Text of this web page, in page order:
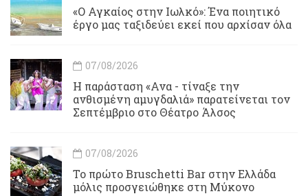
«Ο Αγκαίος στην Ιωλκό»: Ένα ποιητικό
έργο μας ταξιδεύει εκεί που αρχίσαν όλα
07/08/2026
Η παράσταση «Ανα - τίναξε την
ανθισμένη αμυγδαλιά» παρατείνεται τον
Σεπτέμβριο στο Θέατρο Άλσος
07/08/2026
Το πρώτο Bruschetti Bar στην Ελλάδα
μόλις προσγειώθηκε στη Μύκονο